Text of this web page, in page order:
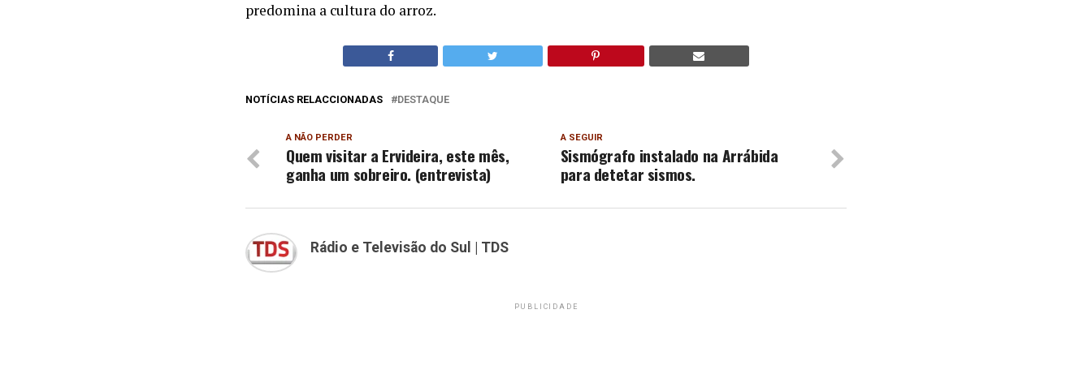
predomina a cultura do arroz.
NOTÍCIAS RELACCIONADAS DESTAQUE
A SEGUIR
Sismógrafo instalado na Arrábida
para detetar sismos.
A NÃO PERDER
Quem visitar a Ervideira, este mês,
ganha um sobreiro. (entrevista)
Rádio e Televisão do Sul | TDS
PUBLICIDADE